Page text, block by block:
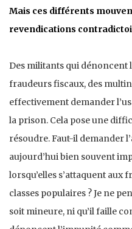
Mais ces différents
revendications
Des militants qui dénoncent
fraudeurs fiscaux, des
effectivement demander
la prison. Cela pose une
résoudre. Faut-il demander
aujourd’hui bien souvent
lorsqu’elles s’attaquent aux
classes populaires ? Je ne
soit mineure, ni qu’il faille